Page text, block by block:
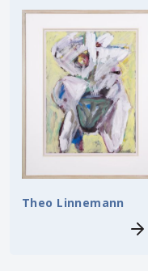
Theo Linnemann